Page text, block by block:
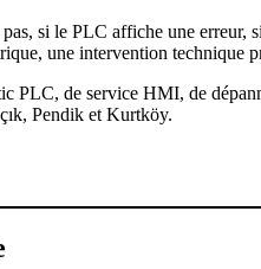
si le PLC affiche une erreur,
une intervention technique
PLC, de service HMI, de
Pendik et Kurtköy.